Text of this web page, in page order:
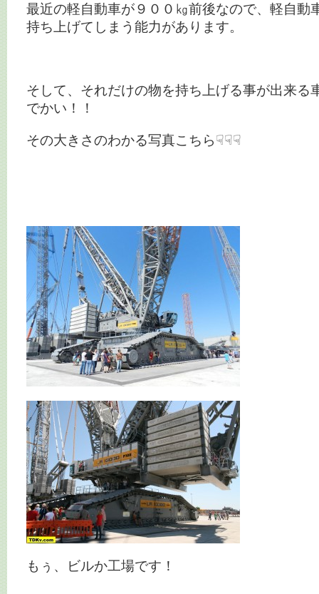
最近の軽自動車が９００㎏前後なので、軽自動
持ち上げてしまう能力があります。
そして、それだけの物を持ち上げる事が出来る
でかい！！
その大きさのわかる写真こちら☟☟☟
もぅ、ビルか工場です！